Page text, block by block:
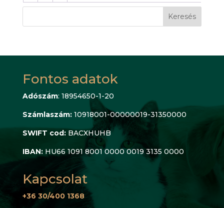
Keresés
Fontos adatok
Adószám: 18954650-1-20
Számlaszám: 10918001-00000019-31350000
SWIFT cod: BACXHUHB
IBAN: HU66 1091 8001 0000 0019 3135 0000
Kapcsolat
+36 30/400 1368